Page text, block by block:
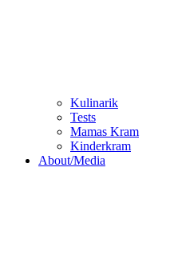
Kulinarik
Tests
Mamas Kram
Kinderkram
About/Media